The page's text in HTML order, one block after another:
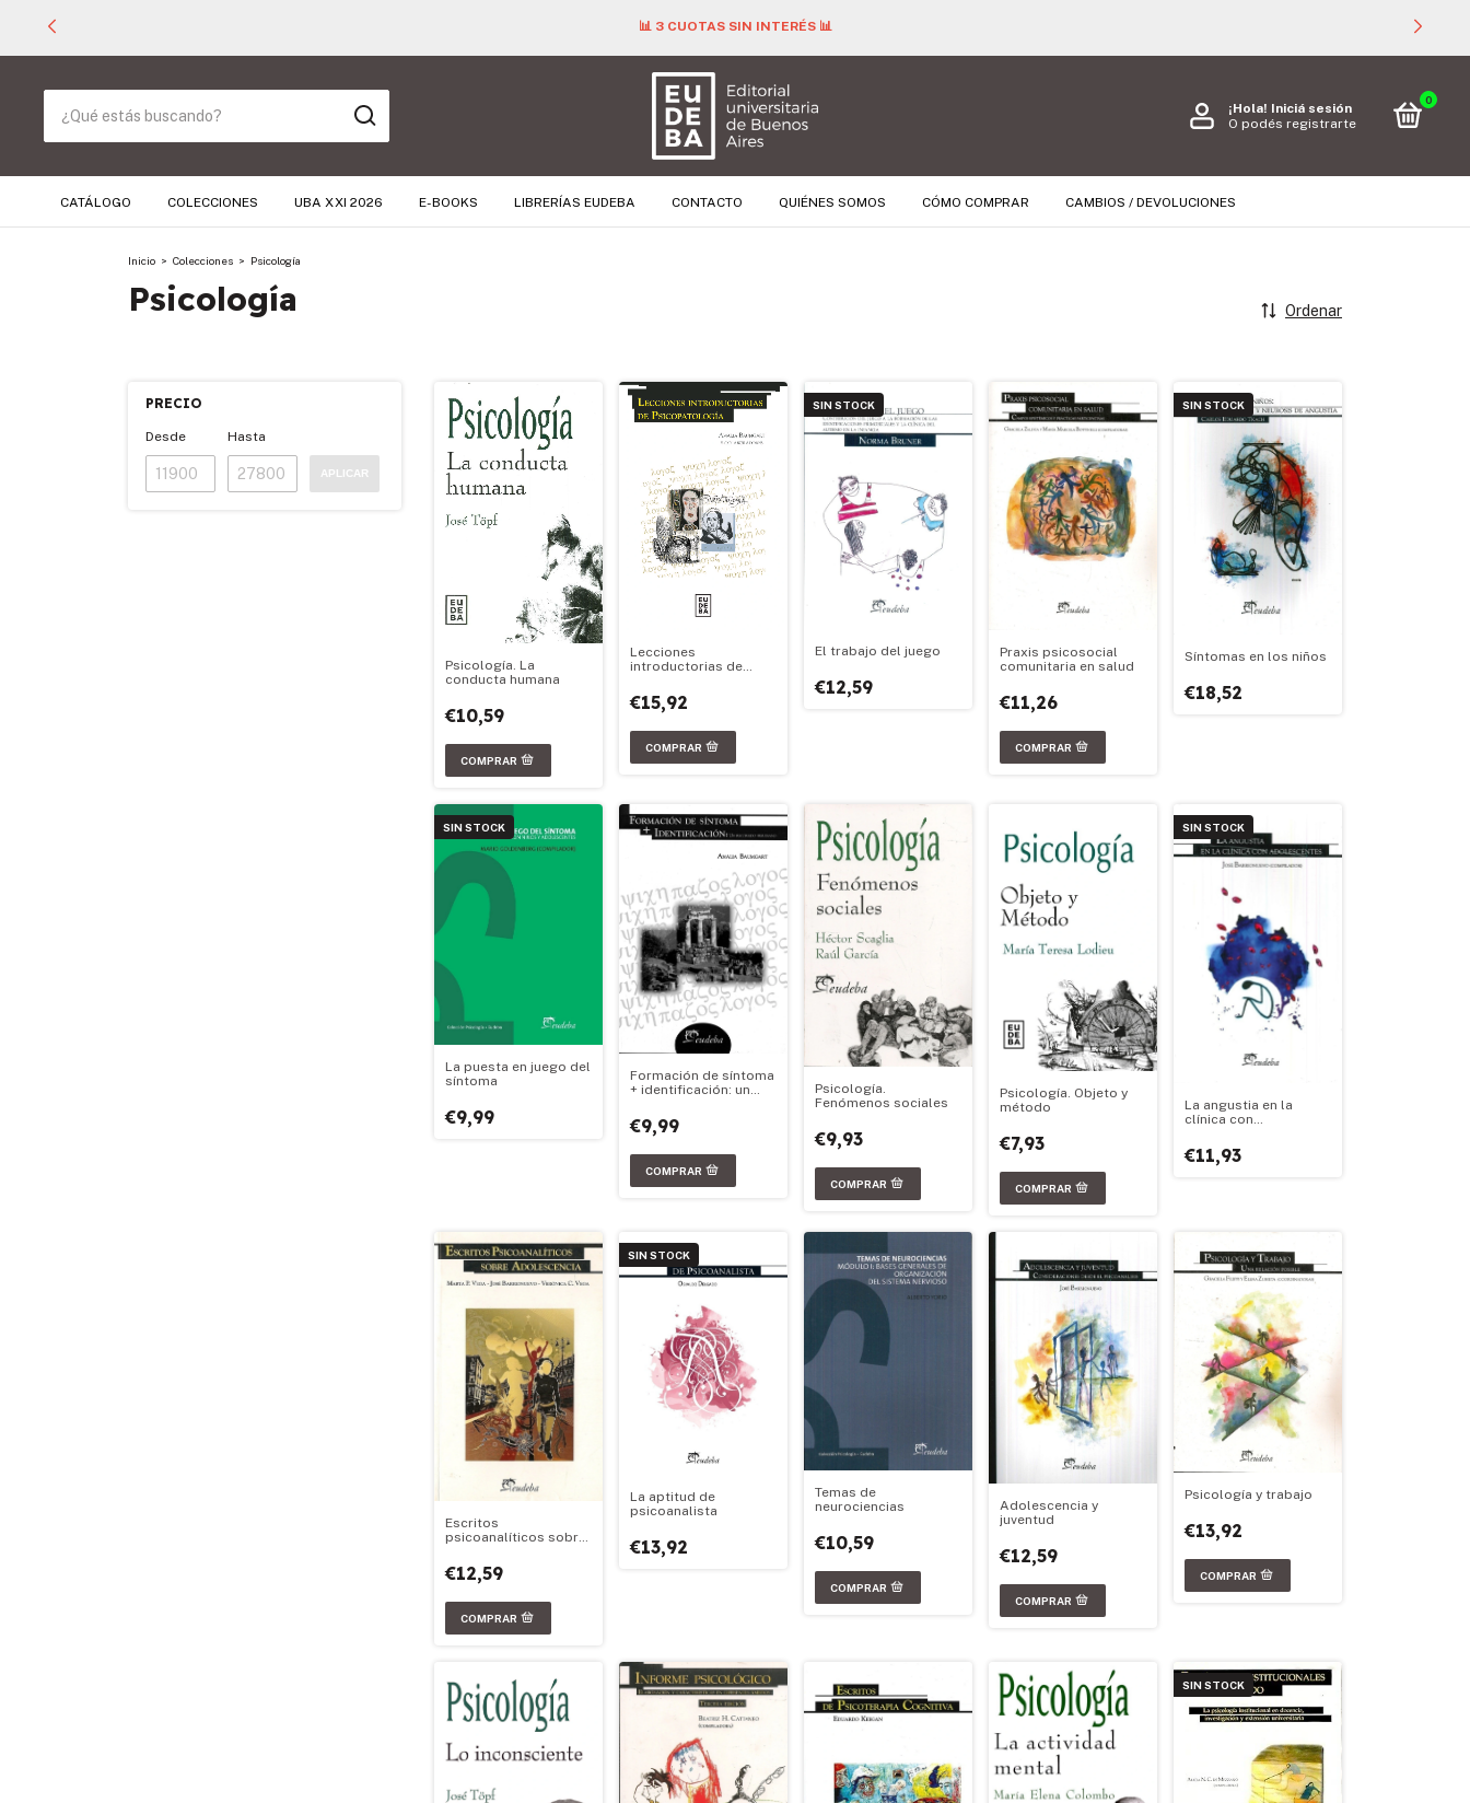
📊 3 CUOTAS SIN INTERÉS 📊
¡Hola! Iniciá sesión
O podés registrarte
0
CATÁLOGO COLECCIONES UBA XXI 2026 E-BOOKS LIBRERÍAS EUDEBA CONTACTO QUIÉNES SOMOS CÓMO COMPRAR CAMBIOS / DEVOLUCIONES
Inicio > Colecciones > Psicología
Psicología Ordenar
PRECIO
Desde Hasta
APLICAR
Psicología. La
conducta humana
€10,59
Lecciones
introductorias de
€15,92
SIN STOCK
El trabajo del juego
€12,59
Praxis psicosocial
comunitaria en salud
€11,26
SIN STOCK
Síntomas en los niños
€18,52
SIN STOCK
La puesta en juego del
síntoma
€9,99
Formación de síntoma
+ identificación: un
€9,99
Psicología.
Fenómenos sociales
€9,93
Psicología. Objeto y
método
€7,93
SIN STOCK
La angustia en la
clínica con
€11,93
Escritos
psicoanalíticos sobre
€12,59
SIN STOCK
La aptitud de
psicoanalista
€13,92
Temas de
neurociencias
€10,59
Adolescencia y
juventud
€12,59
Psicología y trabajo
€13,92
SIN STOCK